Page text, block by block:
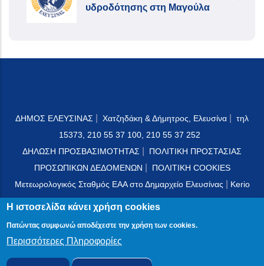
υδροδότησης στη Μαγούλα
ΔΗΜΟΣ ΕΛΕΥΣΙΝΑΣ Χατζηδάκη & Δήμητρος, Ελευσίνα
τηλ
15373, 210 55 37 100, 210 55 37 252
ΔΗΛΩΣΗ ΠΡΟΣΒΑΣΙΜΟΤΗΤΑΣ
ΠΟΛΙΤΙΚΗ ΠΡΟΣΤΑΣΙΑΣ
ΠΡΟΣΩΠΙΚΩΝ ΔΕΔΟΜΕΝΩΝ
ΠΟΛΙΤΙΚΗ COOKIES
Μετεωρολογικός Σταθμός ΕΑΑ στο Δημαρχείο Ελευσίνας
Kerio
Mail Server
Η ιστοσελίδα κάνει χρήση cookies
Πατώντας συμφωνώ αποδέχεστε την χρήση των cookies.
Περισσότερες Πληροφορίες